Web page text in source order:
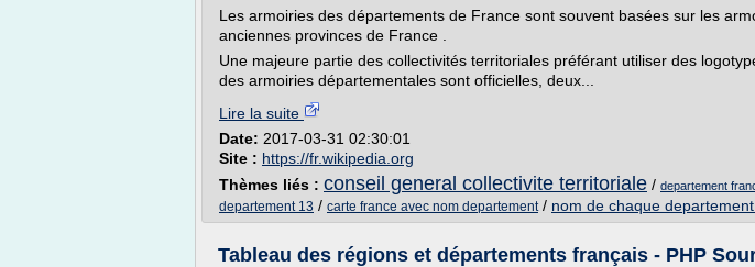
Les armoiries des départements de France sont souvent basées sur les
anciennes provinces de France .
Une majeure partie des collectivités territoriales préférant utiliser des
des armoiries départementales sont officielles, deux...
Lire la suite
Date: 2017-03-31 02:30:01
Site : https://fr.wikipedia.org
Thèmes liés : conseil general collectivite territoriale / departement
departement 13 / carte france avec nom departement/ nom de chaque
Tableau des régions et départements français - PHP